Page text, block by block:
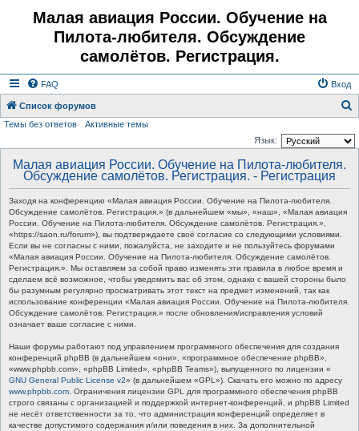
Малая авиация России. Обучение на
Пилота-любителя. Обсуждение
самолётов. Регистрация.
FAQ Вход
Список форумов
Темы без ответов
Активные темы
Язык:
Малая авиация России. Обучение на Пилота-любителя.
Обсуждение самолётов. Регистрация. - Регистрация
Заходя на конференцию «Малая авиация России. Обучение на Пилота-любителя.
Обсуждение самолётов. Регистрация.» (в дальнейшем «мы», «наш», «Малая авиация
России. Обучение на Пилота-любителя. Обсуждение самолётов. Регистрация.»,
«https://saon.ru/forum»), вы подтверждаете своё согласие со следующими условиями.
Если вы не согласны с ними, пожалуйста, не заходите и не пользуйтесь форумами
«Малая авиация России. Обучение на Пилота-любителя. Обсуждение самолётов.
Регистрация.». Мы оставляем за собой право изменять эти правила в любое время и
сделаем всё возможное, чтобы уведомить вас об этом, однако с вашей стороны было
бы разумным регулярно просматривать этот текст на предмет изменений, так как
использование конференции «Малая авиация России. Обучение на Пилота-любителя.
Обсуждение самолётов. Регистрация.» после обновления/исправления условий
означает ваше согласие с ними.
Наши форумы работают под управлением программного обеспечения для создания
конференций phpBB (в дальнейшем «они», «программное обеспечение phpBB»,
«www.phpbb.com», «phpBB Limited», «phpBB Teams»), выпущенного по лицензии «
GNU General Public License v2» (в дальнейшем «GPL»). Скачать его можно по адресу
www.phpbb.com . Ограничения лицензии GPL для программного обеспечения phpBB
строго связаны с организацией и поддержкой интернет-конференций, и phpBB Limited
не несёт ответственности за то, что администрация конференций определяет в
качестве допустимого содержания и/или поведения в них. За дополнительной